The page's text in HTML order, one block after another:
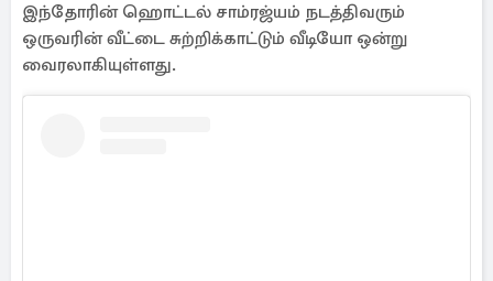
இந்தோரின் ஹொட்டல் சாம்ரஜ்யம் நடத்திவரும்
ஒருவரின் வீட்டை சுற்றிக்காட்டும் வீடியோ ஒன்று
வைரலாகியுள்ளது.